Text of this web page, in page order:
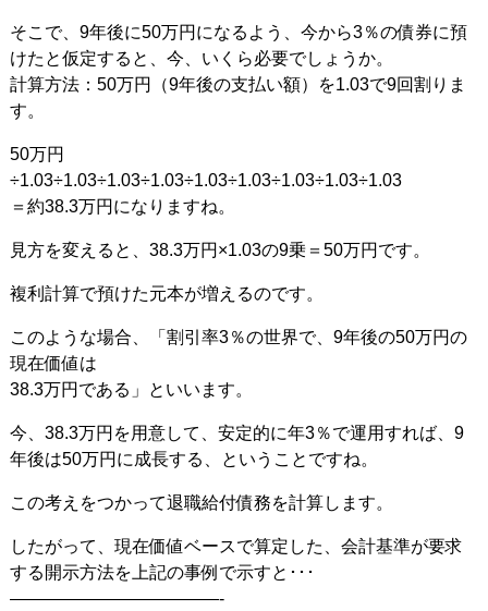
そこで、9年後に50万円になるよう、今から3％の債券に預
けたと仮定すると、今、いくら必要でしょうか。
計算方法：50万円（9年後の支払い額）を1.03で9回割りま
す。
50万円
÷1.03÷1.03÷1.03÷1.03÷1.03÷1.03÷1.03÷1.03÷1.03
＝約38.3万円になりますね。
見方を変えると、38.3万円×1.03の9乗＝50万円です。
複利計算で預けた元本が増えるのです。
このような場合、「割引率3％の世界で、9年後の50万円の
現在価値は
38.3万円である」といいます。
今、38.3万円を用意して、安定的に年3％で運用すれば、9
年後は50万円に成長する、ということですね。
この考えをつかって退職給付債務を計算します。
したがって、現在価値ベースで算定した、会計基準が要求
する開示方法を上記の事例で示すと･･･
————————————-